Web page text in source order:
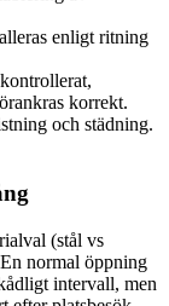
enligt ritning
korrekt.
och städning.
(stål vs
normal öppning
intervall, men